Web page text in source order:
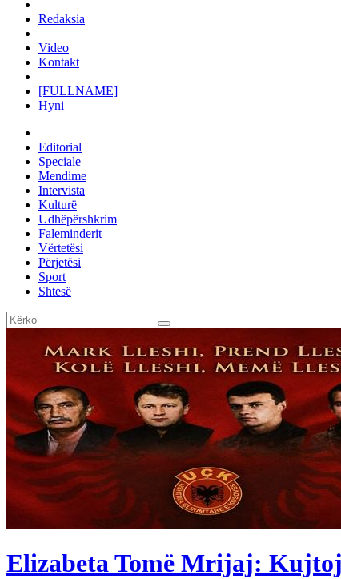
Redaksia
Video
Kontakt
[FULLNAME]
Hyni
Editorial
Speciale
Mendime
Intervista
Kulturë
Udhëpërshkrim
Faleminderit
Vërtetësi
Përjetësi
Sport
Shtesë
Elizabeta Tomë Mrijaj: